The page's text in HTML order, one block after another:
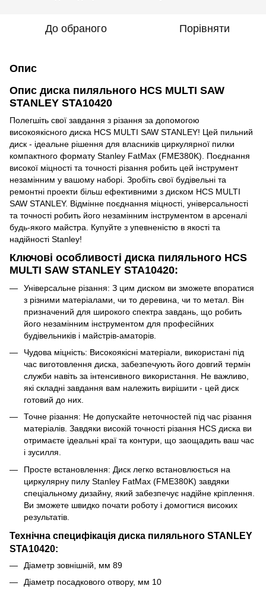
До обраного Порівняти
Опис
Опис диска пиляльного HCS MULTI SAW
STANLEY STA10420
Полегшіть свої завдання з різання за допомогою
високоякісного диска HCS MULTI SAW STANLEY! Цей пильний
диск - ідеальне рішення для власників циркулярної пилки
компактного формату Stanley FatMax (FME380K). Поєднання
високої міцності та точності різання робить цей інструмент
незамінним у вашому наборі. Зробіть свої будівельні та
ремонтні проекти більш ефективними з диском HCS MULTI
SAW STANLEY. Відмінне поєднання міцності, універсальності
та точності робить його незамінним інструментом в арсеналі
будь-якого майстра. Купуйте з упевненістю в якості та
надійності Stanley!
Ключові особливості диска пиляльного HCS
MULTI SAW STANLEY STA10420:
Універсальне різання: З цим диском ви зможете впоратися
з різними матеріалами, чи то деревина, чи то метал. Він
призначений для широкого спектра завдань, що робить
його незамінним інструментом для професійних
будівельників і майстрів-аматорів.
Чудова міцність: Високоякісні матеріали, використані під
час виготовлення диска, забезпечують його довгий термін
служби навіть за інтенсивного використання. Не важливо,
які складні завдання вам належить вирішити - цей диск
готовий до них.
Точне різання: Не допускайте неточностей під час різання
матеріалів. Завдяки високій точності різання HCS диска ви
отримаєте ідеальні краї та контури, що заощадить ваш час
і зусилля.
Просте встановлення: Диск легко встановлюється на
циркулярну пилу Stanley FatMax (FME380K) завдяки
спеціальному дизайну, який забезпечує надійне кріплення.
Ви зможете швидко почати роботу і домогтися високих
результатів.
Технічна специфікація диска пиляльного STANLEY
STA10420:
Діаметр зовнішній, мм 89
Діаметр посадкового отвору, мм 10